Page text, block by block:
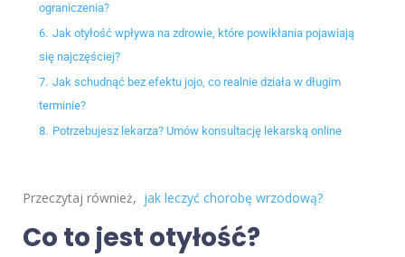
ograniczenia?
6. Jak otyłość wpływa na zdrowie, które powikłania pojawiają
się najczęściej?
7. Jak schudnąć bez efektu jojo, co realnie działa w długim
terminie?
8. Potrzebujesz lekarza? Umów konsultację lekarską online
Przeczytaj również, jak leczyć chorobę wrzodową?
Co to jest otyłość?